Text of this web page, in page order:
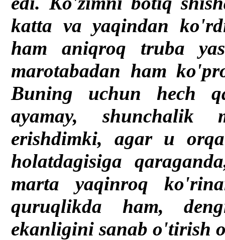
katta va yaqindan
ham aniqroq truba
marotabadan ham
Buning uchun hech
ayamay, shunchalik
erishdimki, agar u
holatdagisiga
marta yaqinroq
quruqlikda ham,
ekanligini sanab o'tirish